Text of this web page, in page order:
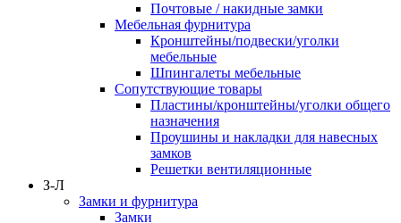
Почтовые / накидные замки
Мебельная фурнитура
Кронштейны/подвески/уголки
мебельные
Шпингалеты мебельные
Сопутствующие товары
Пластины/кронштейны/уголки общего
назначения
Проушины и накладки для навесных
замков
Решетки вентиляционные
З-Л
Замки и фурнитура
Замки